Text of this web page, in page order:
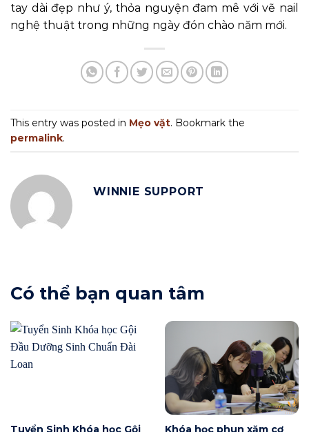
tay dài đẹp như ý, thỏa nguyện đam mê với vẽ nail
nghệ thuật trong những ngày đón chào năm mới.
This entry was posted in Mẹo vặt. Bookmark the
permalink.
WINNIE SUPPORT
Có thể bạn quan tâm
Tuyển Sinh Khóa học Gội Khóa học phun xăm cơ